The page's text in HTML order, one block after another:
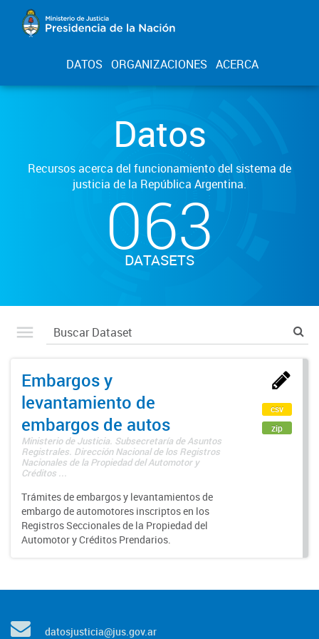
DATOS ORGANIZACIONES ACERCA
Datos
Recursos acerca del funcionamiento del sistema de
justicia de la República Argentina.
063
DATASETS
Embargos y
levantamiento de
embargos de autos
Ministerio de Justicia. Subsecretaría de Asuntos
Registrales. Dirección Nacional de los Registros
Nacionales de la Propiedad del Automotor y
Créditos ...
Trámites de embargos y levantamientos de
embargo de automotores inscriptos en los
Registros Seccionales de la Propiedad del
Automotor y Créditos Prendarios.
csv
zip
datosjusticia@jus.gov.ar